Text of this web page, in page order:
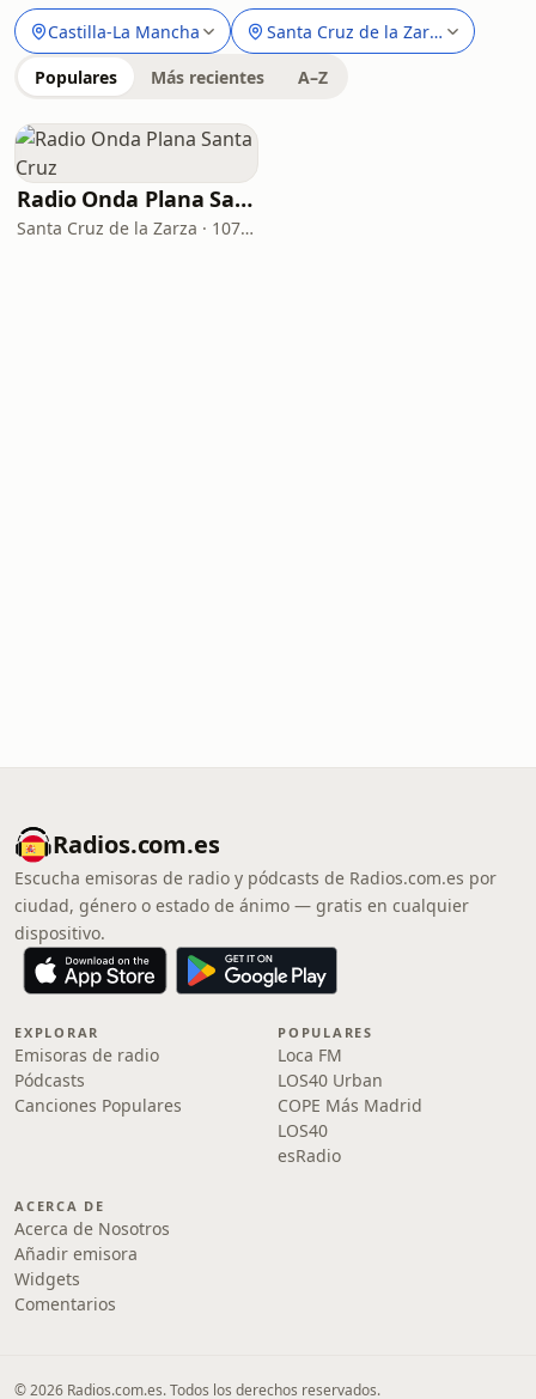
Castilla-La Mancha Santa Cruz de la Zarza
Populares Más recientes A–Z
Radio Onda Plana Santa Cruz
Santa Cruz de la Zarza · 107.4 FM
Radios.com.es
Escucha emisoras de radio y pódcasts de Radios.com.es por
ciudad, género o estado de ánimo — gratis en cualquier
dispositivo.
EXPLORAR
Emisoras de radio
Pódcasts
Canciones Populares
POPULARES
Loca FM
LOS40 Urban
COPE Más Madrid
LOS40
esRadio
ACERCA DE
Acerca de Nosotros
Añadir emisora
Widgets
Comentarios
© 2026 Radios.com.es. Todos los derechos reservados.